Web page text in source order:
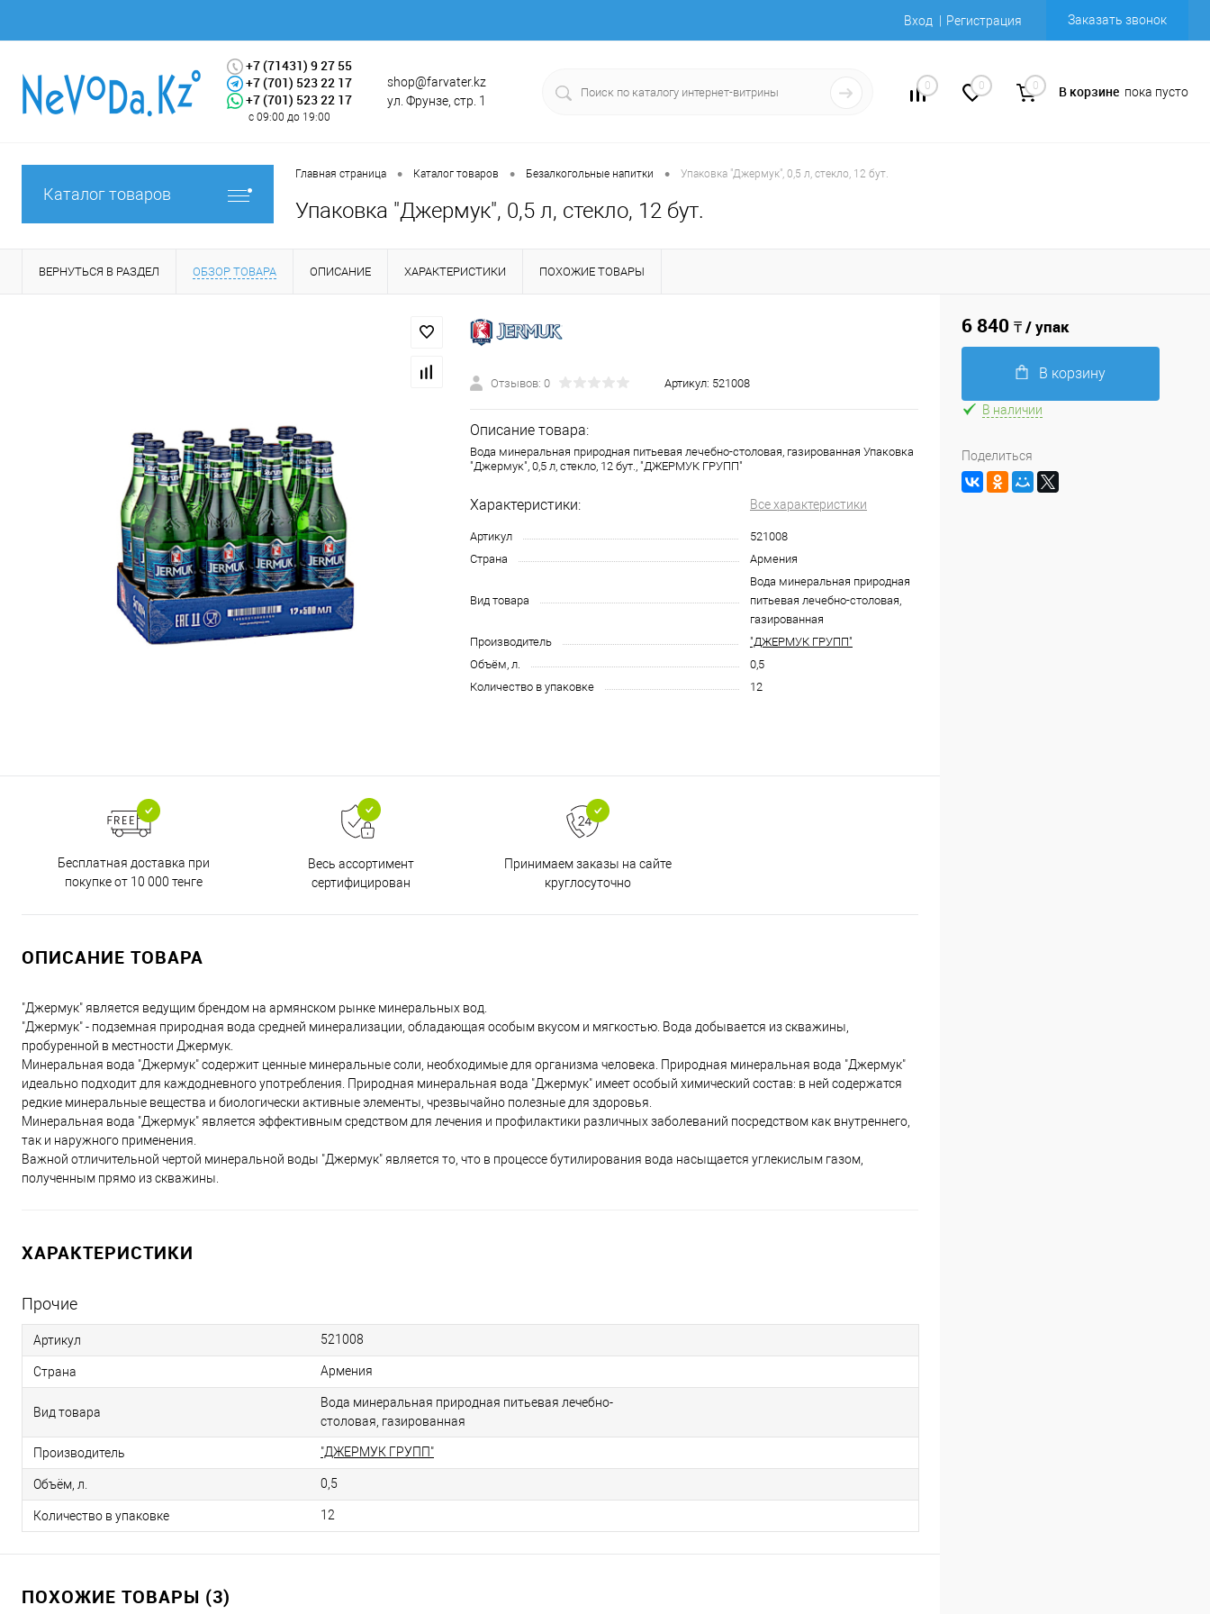
Вход Регистрация Заказать звонок
+7 (71431) 9 27 55
+7 (701) 523 22 17
+7 (701) 523 22 17
с 09:00 до 19:00
shop@farvater.kz
ул. Фрунзе, стр. 1
0 0 0 В корзине пока пусто
Каталог товаров
Главная страница • Каталог товаров • Безалкогольные напитки • Упаковка "Джермук", 0,5 л, стекло, 12 бут.
Упаковка "Джермук", 0,5 л, стекло, 12 бут.
ВЕРНУТЬСЯ В РАЗДЕЛ ОБЗОР ТОВАРА ОПИСАНИЕ ХАРАКТЕРИСТИКИ ПОХОЖИЕ ТОВАРЫ
Отзывов: 0 Артикул: 521008
Описание товара:
Вода минеральная природная питьевая лечебно-столовая, газированная Упаковка
"Джермук", 0,5 л, стекло, 12 бут., "ДЖЕРМУК ГРУПП"
Характеристики: Все характеристики
Артикул
521008
Страна
Армения
Вид товара
Вода минеральная природная
питьевая лечебно-столовая,
газированная
Производитель
"ДЖЕРМУК ГРУПП"
Объём, л.
0,5
Количество в упаковке
12
Бесплатная доставка при
покупке от 10 000 тенге
Весь ассортимент
сертифицирован
Принимаем заказы на сайте
круглосуточно
ОПИСАНИЕ ТОВАРА
"Джермук" является ведущим брендом на армянском рынке минеральных вод.
"Джермук" - подземная природная вода средней минерализации, обладающая особым вкусом и мягкостью. Вода добывается из скважины,
пробуренной в местности Джермук.
Минеральная вода "Джермук" содержит ценные минеральные соли, необходимые для организма человека. Природная минеральная вода "Джермук"
идеально подходит для каждодневного употребления. Природная минеральная вода "Джермук" имеет особый химический состав: в ней содержатся
редкие минеральные вещества и биологически активные элементы, чрезвычайно полезные для здоровья.
Минеральная вода "Джермук" является эффективным средством для лечения и профилактики различных заболеваний посредством как внутреннего,
так и наружного применения.
Важной отличительной чертой минеральной воды "Джермук" является то, что в процессе бутилирования вода насыщается углекислым газом,
полученным прямо из скважины.
ХАРАКТЕРИСТИКИ
Прочие
Артикул 521008
Страна Армения
Вид товара
Вода минеральная природная питьевая лечебно-
столовая, газированная
Производитель "ДЖЕРМУК ГРУПП"
Объём, л. 0,5
Количество в упаковке 12
ПОХОЖИЕ ТОВАРЫ (3)
6 840 ₸ / упак
В корзину
В наличии
Поделиться